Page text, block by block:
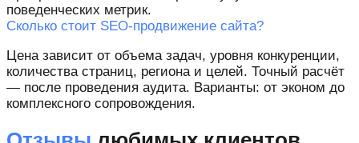
поведенческих метрик.
Сколько стоит SEO-продвижение сайта?
Цена зависит от объема задач, уровня конкуренции,
количества страниц, региона и целей. Точный расчёт
— после проведения аудита. Варианты: от эконом до
комплексного сопровождения.